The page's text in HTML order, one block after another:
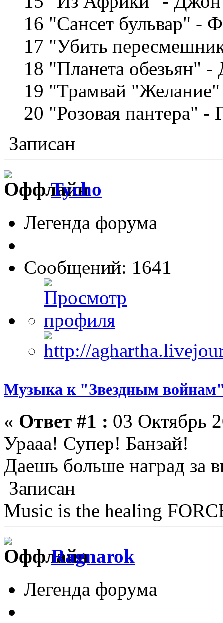
16 "Сансет бульвар" -
17 "Убить
18 "Планета обезьян"
19 "Трамвай
20 "Розовая пантера"
Записан
Tycho
Легенда форума
Сообщений: 1641
Музыка к "Звездным
« Ответ #1 : 03 Октябрь
Урааа! Супер! Банзай!
Даешь больше наград за
Записан
Music is the healing
Ragnarok
Легенда форума